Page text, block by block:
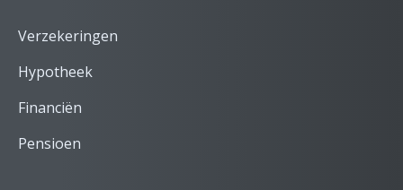
Verzekeringen
Hypotheek
Financiën
Pensioen